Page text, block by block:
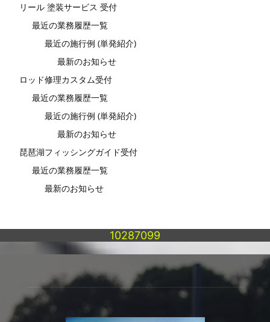
リール 塗装サービス 受付
最近の業務履歴一覧
最近の施行例 (単発紹介)
最新のお知らせ
ロッド修理カスタム受付
最近の業務履歴一覧
最近の施行例 (単発紹介)
最新のお知らせ
琵琶湖フィッシングガイド受付
最近の業務履歴一覧
最新のお知らせ
10287099